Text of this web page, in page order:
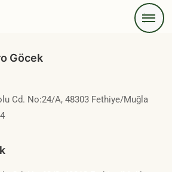
Göcek
Cd. No:24/A, 48303 Fethiye/Muğla